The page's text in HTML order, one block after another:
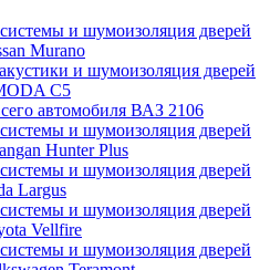
и шумоизоляция дверей
Murano
и шумоизоляция дверей
C5
автомобиля ВАЗ 2106
и шумоизоляция дверей
Hunter Plus
и шумоизоляция дверей
Largus
и шумоизоляция дверей
Vellfire
и шумоизоляция дверей